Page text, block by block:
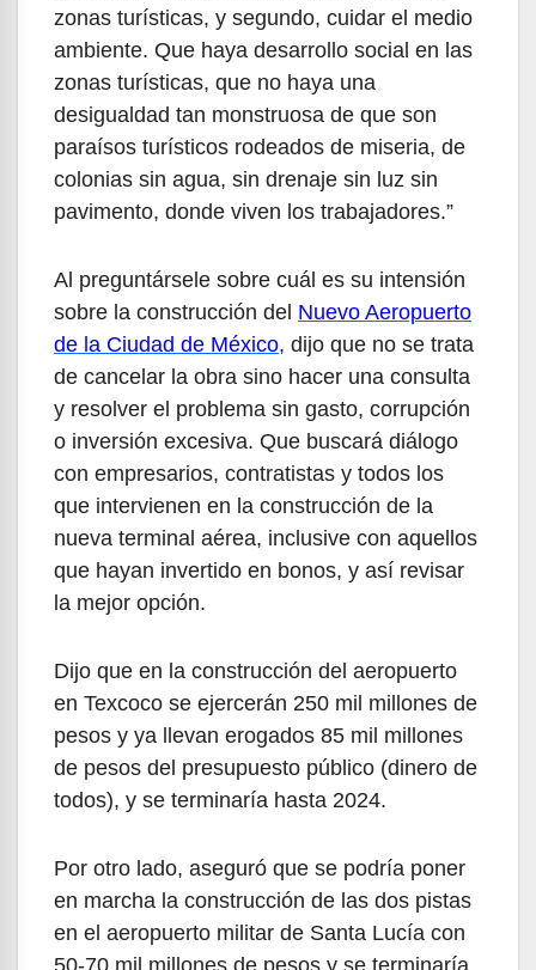
zonas turísticas, y segundo, cuidar el medio
ambiente. Que haya desarrollo social en las
zonas turísticas, que no haya una
desigualdad tan monstruosa de que son
paraísos turísticos rodeados de miseria, de
colonias sin agua, sin drenaje sin luz sin
pavimento, donde viven los trabajadores.”
Al preguntársele sobre cuál es su intensión
sobre la construcción del Nuevo Aeropuerto
de la Ciudad de México, dijo que no se trata
de cancelar la obra sino hacer una consulta
y resolver el problema sin gasto, corrupción
o inversión excesiva. Que buscará diálogo
con empresarios, contratistas y todos los
que intervienen en la construcción de la
nueva terminal aérea, inclusive con aquellos
que hayan invertido en bonos, y así revisar
la mejor opción.
Dijo que en la construcción del aeropuerto
en Texcoco se ejercerán 250 mil millones de
pesos y ya llevan erogados 85 mil millones
de pesos del presupuesto público (dinero de
todos), y se terminaría hasta 2024.
Por otro lado, aseguró que se podría poner
en marcha la construcción de las dos pistas
en el aeropuerto militar de Santa Lucía con